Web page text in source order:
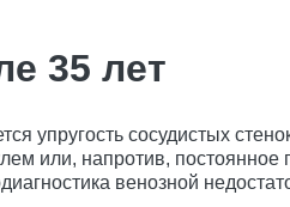
35 лет
упругость сосудистых
или, напротив,
венозной